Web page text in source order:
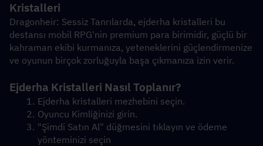
Kristalleri
Dragonheir: Sessiz Tanrılarda, ejderha kristalleri bu
destansı mobil RPG'nin premium para birimidir, güçlü bir
kahraman ekibi kurmanıza, yeteneklerini güçlendirmenize
ve oyunun birçok zorluğuyla başa çıkmanıza izin verir.
Ejderha Kristalleri Nasıl Toplanır?
Ejderha kristalleri mezhebini seçin.
Oyuncu Kimliğinizi girin.
"Şimdi Satın Al" düğmesini tıklayın ve ödeme
yönteminizi seçin